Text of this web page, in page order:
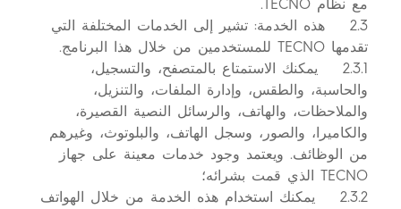
مع نظام TECNO.
2.3 هذه الخدمة: تشير إلى الخدمات المختلفة التي
تقدمها TECNO للمستخدمين من خلال هذا البرنامج.
2.3.1 يمكنك الاستمتاع بالمتصفح، والتسجيل،
والحاسبة، والطقس، وإدارة الملفات، والتنزيل،
والملاحظات، والهاتف، والرسائل النصية القصيرة،
والكاميرا، والصور، وسجل الهاتف، والبلوتوث، وغيرهم
من الوظائف. ويعتمد وجود خدمات معينة على جهاز
TECNO الذي قمت بشرائه؛
2.3.2 يمكنك استخدام هذه الخدمة من خلال الهواتف